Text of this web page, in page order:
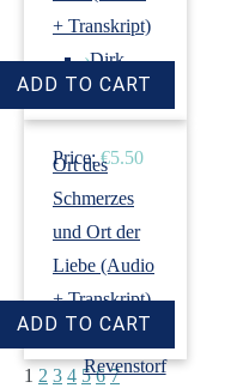
+ Transkript)
›Dirk
Revenstorf
Price: €5.50
Ort des
Schmerzes
und Ort der
Liebe (Audio
+ Transkript)
›Dirk
Revenstorf
1 2 3 4 5 6 7